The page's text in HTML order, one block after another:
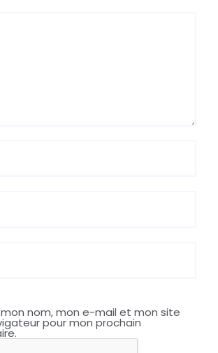
mon nom, mon e-mail et mon site
pour mon prochain